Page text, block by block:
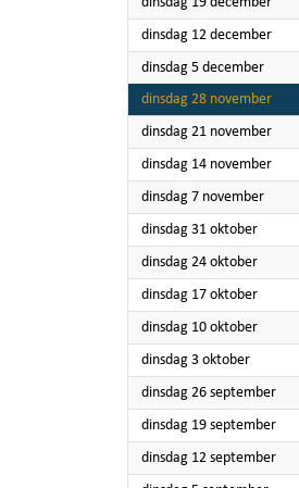
dinsdag 12 december2023
dinsdag 5 december2023
dinsdag 28 november2023
dinsdag 21 november2023
dinsdag 14 november2023
dinsdag 7 november2023
dinsdag 31 oktober2023
dinsdag 24 oktober2023
dinsdag 17 oktober2023
dinsdag 10 oktober2023
dinsdag 3 oktober2023
dinsdag 26 september2023
dinsdag 19 september2023
dinsdag 12 september2023